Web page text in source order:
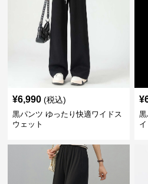
¥6,990 (税込)
黒パンツ ゆったり快適ワイドス
ウェット
¥